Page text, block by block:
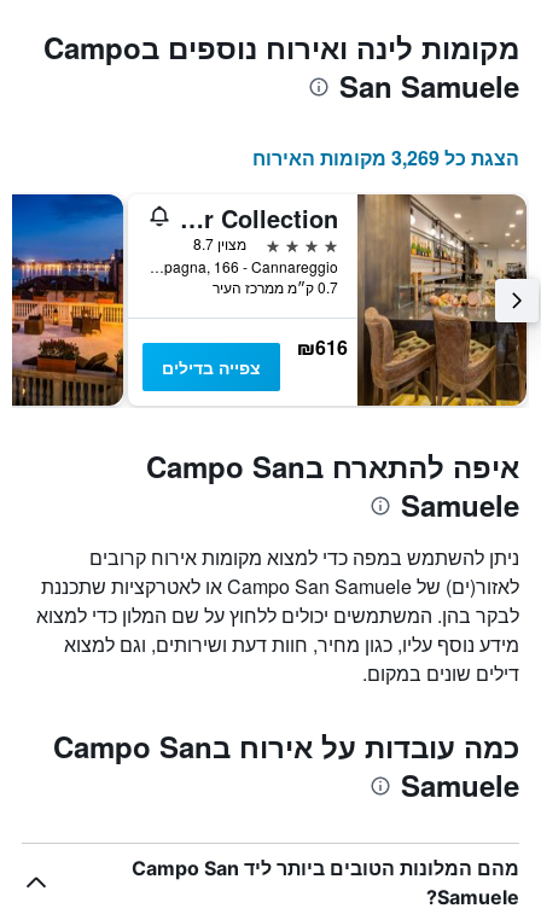
מקומות לינה ואירוח נוספים בCampo
San Samuele
הצגת כל 3,269 מקומות האירוח
CHC Continental, BW Premier Collection
4 כוכבים
מצוין 8.7
Lista di Spagna, 166 - Cannareggio, ונציה, ונטו, איטליה
0.7 ק״מ ממרכז העיר
₪616
צפייה בדילים
איפה להתארח בCampo San
Samuele
ניתן להשתמש במפה כדי למצוא מקומות אירוח קרובים
לאזור(ים) של Campo San Samuele או לאטרקציות שתכננת
לבקר בהן. המשתמשים יכולים ללחוץ על שם המלון כדי למצוא
מידע נוסף עליו, כגון מחיר, חוות דעת ושירותים, וגם למצוא
דילים שונים במקום.
כמה עובדות על אירוח בCampo San
Samuele
מהם המלונות הטובים ביותר ליד Campo San
Samuele?